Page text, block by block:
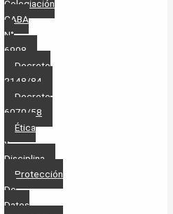
Colegiación
CABA
N°
6908
Decreto
2148/84
Decreto
6070/58
Ética
y
Disciplina
Protección
De
Datos